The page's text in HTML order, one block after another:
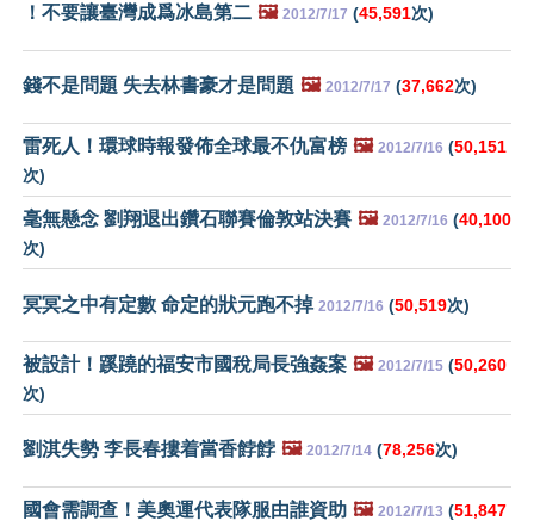
！不要讓臺灣成爲冰島第二 🖼️ 2012/7/17 (45,591次)
錢不是問題 失去林書豪才是問題 🖼️ 2012/7/17 (37,662次)
雷死人！環球時報發佈全球最不仇富榜 🖼️ 2012/7/16 (50,151
次)
毫無懸念 劉翔退出鑽石聯賽倫敦站決賽 🖼️ 2012/7/16 (40,100
次)
冥冥之中有定數 命定的狀元跑不掉 2012/7/16 (50,519次)
被設計！蹊蹺的福安市國稅局長強姦案 🖼️ 2012/7/15 (50,260
次)
劉淇失勢 李長春摟着當香餑餑 🖼️ 2012/7/14 (78,256次)
國會需調查！美奧運代表隊服由誰資助 🖼️ 2012/7/13 (51,847